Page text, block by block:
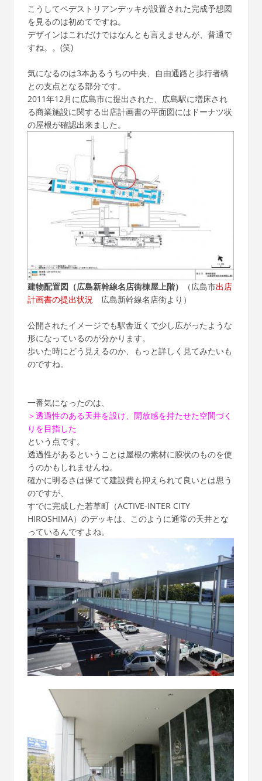
こうしてペデストリアンデッキが設置された完成予想図
を見るのは初めてですね。
デザインはこれだけではなんとも言えませんが、普通で
すね。。(笑)
気になるのは3本あるうちの中央、自由通路と歩行者橋
との支点となる部分です。
2011年12月に広島市に提出された、広島駅に増床され
る商業施設に関する出店計画書の平面図にはドーナツ状
の屋根が確認出来ました。
建物配置図（広島新幹線名店街棟屋上階） （広島市出店
計画書の提出状況広島新幹線名店街より）
公開されたイメージでも駅舎近くで少し広がったような
形になっているのが分かります。
歩いた時にどう見えるのか、もっと詳しく見てみたいも
のですね。
一番気になったのは、
＞透過性のある天井を設け、開放感を持たせた空間づく
りを目指した
という点です。
透過性があるということは屋根の素材に膜状のものを使
うのかもしれませんね。
確かに明るさは保てて建設費も抑えられて良いとは思う
のですが、
すでに完成した若草町（ACTIVE-INTER CITY
HIROSHIMA）のデッキは、このように通常の天井とな
っているんですよね。